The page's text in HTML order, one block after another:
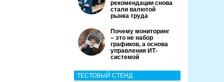
рекомендации снова
стали валютой
рынка труда
Почему мониторинг
– это не набор
графиков, а основа
управления ИТ-
системой
ТЕСТОВЫЙ СТЕНД